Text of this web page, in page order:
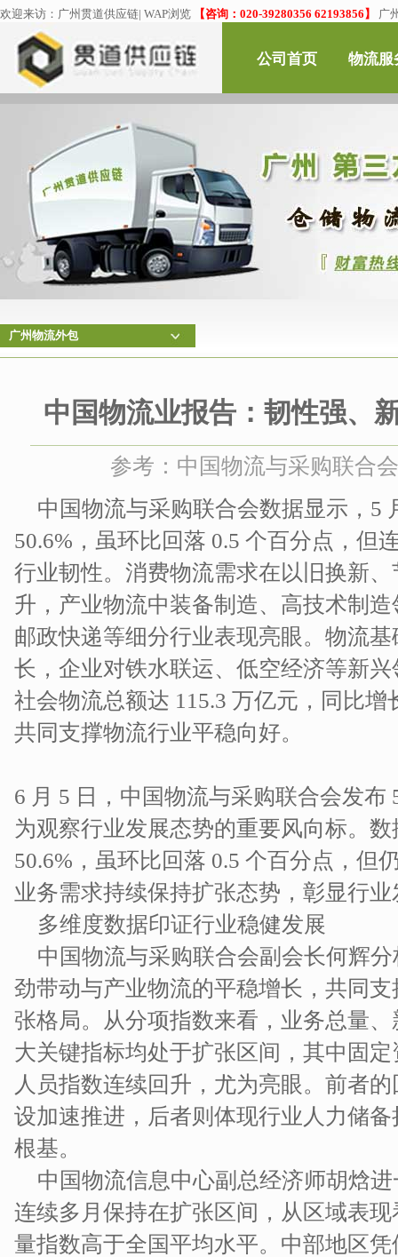
欢迎来访： 广州贯道供应链| WAP浏览 【咨询：020-39280356 62193856】 广
公司首页 物流服
广州物流外包
中国物流业报告：韧性强、
参考：中国物流与采购联合
中国物流与采购联合会数据显示，5
50.6%，虽环比回落 0.5 个百分点，但
行业韧性。消费物流需求在以旧换新
升，产业物流中装备制造、高技术制
邮政快递等细分行业表现亮眼。物流
长，企业对铁水联运、低空经济等新
社会物流总额达 115.3 万亿元，同比
共同支撑物流行业平稳向好。
6 月 5 日，中国物流与采购联合会发
为观察行业发展态势的重要风向标。
50.6%，虽环比回落 0.5 个百分点，但
业务需求持续保持扩张态势，彰显行
多维度数据印证行业稳健发展​
中国物流与采购联合会副会长何辉
劲带动与产业物流的平稳增长，共同
张格局。从分项指数来看，业务总量
大关键指标均处于扩张区间，其中固
人员指数连续回升，尤为亮眼。前者
设加速推进，后者则体现行业人力储
根基。​
中国物流信息中心副总经济师胡焓
连续多月保持在扩张区间，从区域表
量指数高于全国平均水平。中部地区